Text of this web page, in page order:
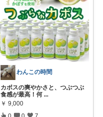
わんこの時間
カボスの爽やかさと、つぶつぶ
食感が最高！何 ...
￥ 9,000
0 0 7